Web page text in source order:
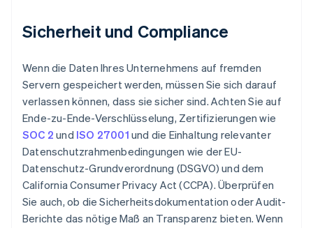
Sicherheit und Compliance
Wenn die Daten Ihres Unternehmens auf fremden
Servern gespeichert werden, müssen Sie sich darauf
verlassen können, dass sie sicher sind. Achten Sie auf
Ende-zu-Ende-Verschlüsselung, Zertifizierungen wie
SOC 2 und ISO 27001 und die Einhaltung relevanter
Datenschutzrahmenbedingungen wie der EU-
Datenschutz-Grundverordnung (DSGVO) und dem
California Consumer Privacy Act (CCPA). Überprüfen
Sie auch, ob die Sicherheitsdokumentation oder Audit-
Berichte das nötige Maß an Transparenz bieten. Wenn